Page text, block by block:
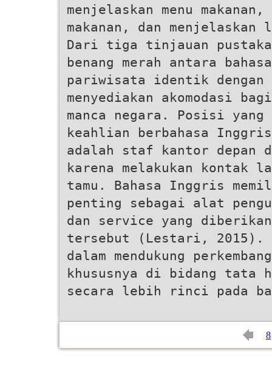
menjelaskan menu makanan,
makanan, dan
Dari tiga tinjauan
benang merah antara
pariwisata identik
menyediakan akomodasi
manca negara. Posisi yang
keahlian berbahasa
adalah staf kantor depan
karena melakukan kontak
tamu. Bahasa Inggris
penting sebagai alat
dan service yang
tersebut (Lestari, 2015).
dalam mendukung
khususnya di bidang tata
secara lebih rinci pada
8